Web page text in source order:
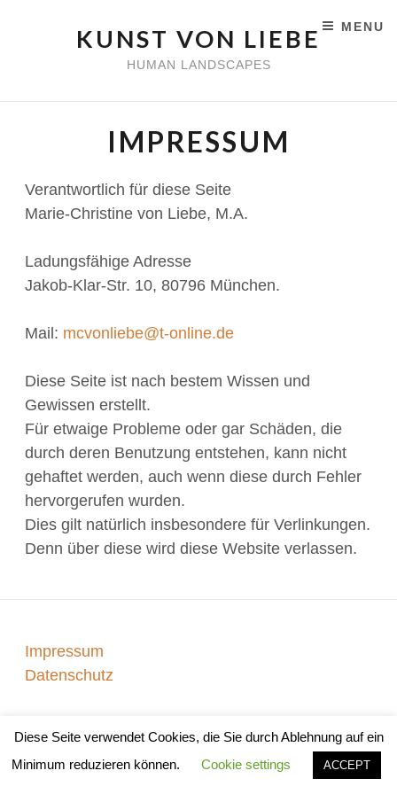
SKIP TO CONTENT
KUNST VON LIEBE
HUMAN LANDSCAPES
MENU
IMPRESSUM
Verantwortlich für diese Seite
Marie-Christine von Liebe, M.A.
Ladungsfähige Adresse
Jakob-Klar-Str. 10, 80796 München.
Mail: mcvonliebe@t-online.de
Diese Seite ist nach bestem Wissen und
Gewissen erstellt.
Für etwaige Probleme oder gar Schäden, die
durch deren Benutzung entstehen, kann nicht
gehaftet werden, auch wenn diese durch Fehler
hervorgerufen wurden.
Dies gilt natürlich insbesondere für Verlinkungen.
Denn über diese wird diese Website verlassen.
Impressum
Datenschutz
Counter theme byThemePatio
Diese Seite verwendet Cookies, die Sie durch Ablehnung auf ein
Minimum reduzieren können.
Cookie settings ACCEPT